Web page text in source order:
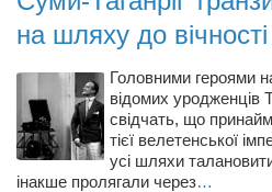
на шляху до вічності
Головними героями
відомих уродженців
свідчать, що
тієї велетенської
усі шляхи
інакше пролягали через…